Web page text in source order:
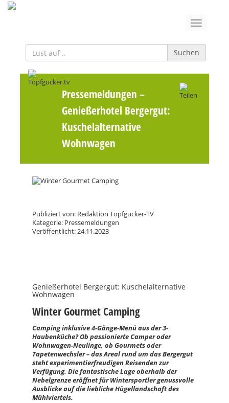
Suchen
Pressemeldungen –
Genießerhotel Bergergut:
Kuschelalternative
Wohnwagen
Publiziert von: Redaktion Topfgucker-TV
Kategorie: Pressemeldungen
Veröffentlicht: 24.11.2023
Genießerhotel Bergergut: Kuschelalternative
Wohnwagen
Winter Gourmet Camping
Camping inklusive 4-Gänge-Menü aus der 3-
Haubenküche? Ob passionierte Camper oder
Wohnwagen-Neulinge, ob Gourmets oder
Tapetenwechsler – das Areal rund um das Bergergut
steht experimentierfreudigen Reisenden zur
Verfügung. Die fantastische Lage oberhalb der
Nebelgrenze eröffnet für Wintersportler genussvolle
Ausblicke auf die liebliche Hügellandschaft des
Mühlviertels.